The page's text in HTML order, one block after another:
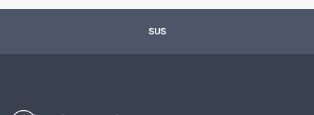
Chișinău și alte regiuni. Magazinul nostru online garantează o
livrare rapidă, iar prețul pentruLanterna cu Leduri Metabo
SUS